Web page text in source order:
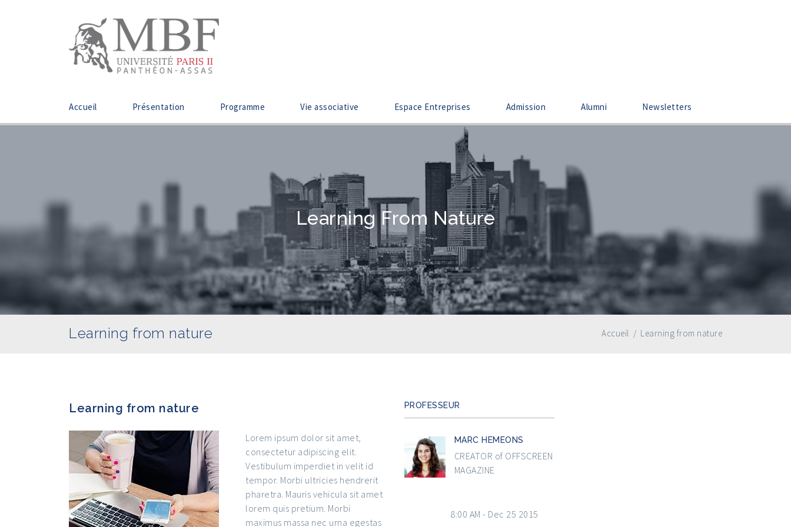
Accueil Présentation Programme Vie associative Espace Entreprises Admission Alumni Newsletters
Learning From Nature
Learning from nature Accueil / Learning from nature
Learning from nature
Lorem ipsum dolor sit amet,
consectetur adipiscing elit.
Vestibulum imperdiet in velit id
tempor. Morbi ultricies hendrerit
pharetra. Mauris vehicula sit amet
lorem quis pretium. Morbi
maximus massa nec urna egestas
PROFESSEUR
MARC HEMEONS
CREATOR of OFFSCREEN
MAGAZINE
8:00 AM - Dec 25 2015